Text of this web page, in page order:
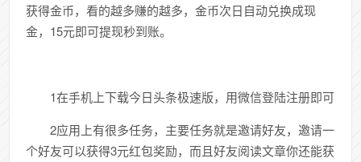
获得金币，看的越多赚的越多，金币次日自动兑换成现
金，15元即可提现秒到账。
1在手机上下载今日头条极速版，用微信登陆注册即可
2应用上有很多任务，主要任务就是邀请好友，邀请一
个好友可以获得3元红包奖励，而且好友阅读文章你还能获